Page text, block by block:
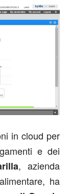
in cloud per
e dei
, azienda
ha